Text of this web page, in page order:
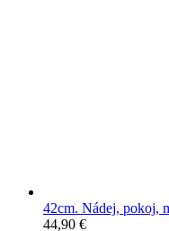
42cm. Nádej, pokoj,
44,90 €